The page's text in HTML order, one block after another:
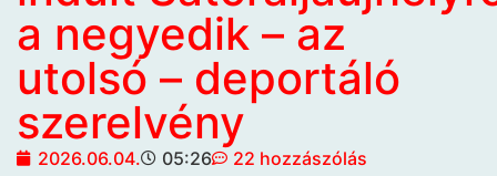
a negyedik – az
utolsó – deportáló
szerelvény
2026.06.04. 05:26
22 hozzászólás